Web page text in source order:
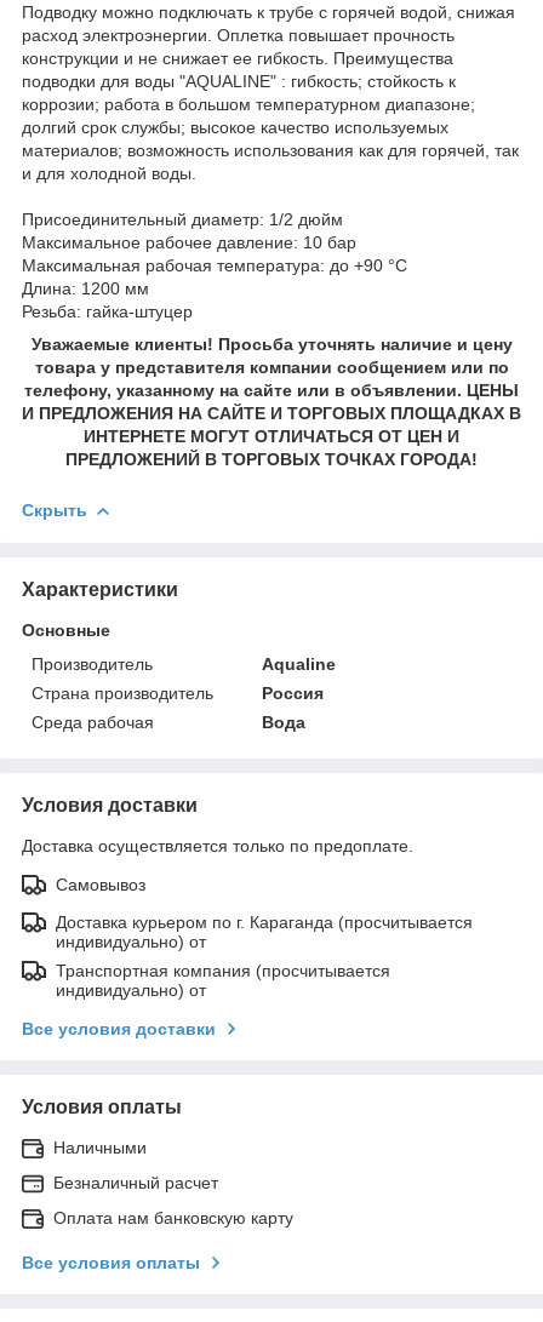
Подводку можно подключать к трубе с горячей водой, снижая
расход электроэнергии. Оплетка повышает прочность
конструкции и не снижает ее гибкость. Преимущества
подводки для воды "AQUALINE" : гибкость; стойкость к
коррозии; работа в большом температурном диапазоне;
долгий срок службы; высокое качество используемых
материалов; возможность использования как для горячей, так
и для холодной воды.
Присоединительный диаметр: 1/2 дюйм
Максимальное рабочее давление: 10 бар
Максимальная рабочая температура: до +90 °C
Длина: 1200 мм
Резьба: гайка-штуцер
Уважаемые клиенты! Просьба уточнять наличие и цену
товара у представителя компании сообщением или по
телефону, указанному на сайте или в объявлении. ЦЕНЫ
И ПРЕДЛОЖЕНИЯ НА САЙТЕ И ТОРГОВЫХ ПЛОЩАДКАХ В
ИНТЕРНЕТЕ МОГУТ ОТЛИЧАТЬСЯ ОТ ЦЕН И
ПРЕДЛОЖЕНИЙ В ТОРГОВЫХ ТОЧКАХ ГОРОДА!
Скрыть
Характеристики
Основные
Производитель
Aqualine
Страна производитель
Россия
Среда рабочая
Вода
Условия доставки
Доставка осуществляется только по предоплате.
Самовывоз
Доставка курьером по г. Караганда (просчитывается
индивидуально) от
Транспортная компания (просчитывается
индивидуально) от
Все условия доставки
Условия оплаты
Наличными
Безналичный расчет
Оплата нам банковскую карту
Все условия оплаты